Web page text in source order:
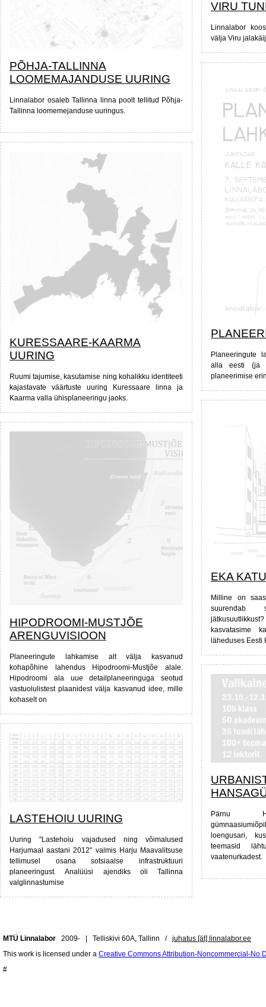
PÕHJA-TALLINNA
LOOMEMAJANDUSE UURING
Linnalabor osaleb Tallinna linna poolt tellitud Põhja-
Tallinna loomemejanduse uuringus.
KURESSAARE-KAARMA
UURING
Ruumi tajumise, kasutamise ning kohalikku identiteeti
kajastavate väärtuste uuring Kuressaare linna ja
Kaarma valla ühisplaneeringu jaoks.
HIPODROOMI-MUSTJÕE
ARENGUVISIOON
Planeeringute lahkamise alt välja kasvanud
kohapõhine lahendus Hipodroomi-Mustjõe alale.
Hipodroomi ala uue detailplaneeringuga seotud
vastuolulistest plaanidest välja kasvanud idee, mille
kohaselt on
LASTEHOIU UURING
Uuring "Lastehoiu vajadused ning võimalused
Harjumaal aastani 2012" valmis Harju Maavalitsuse
tellimusel osana sotsiaalse infrastruktuuri
planeeringust. Analüüsi ajendiks oli Tallinna
valglinnastumise
VIRU
Linnalabor
välja Viru
Planeeringute
alla eesti (ja
planeerimise
EKA
Milline on
suurendab
kasvatasime
läheduses Eesti
Pärnu
loengusari,
teemasid
vaatenurkadest.
MTÜ Linnalabor 2009- | Telliskivi 60A, Tallinn / juhatus [ät] linnalabor.ee
This work is licensed under a Creative Commons Attribution-Noncommercial-No
#